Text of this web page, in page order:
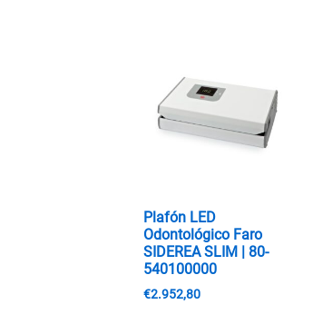
Plafón LED
Odontológico Faro
SIDEREA SLIM | 80-
540100000
€2.952,80